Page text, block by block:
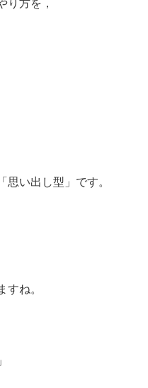
り方を，
思い出し型」です。
すね。